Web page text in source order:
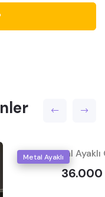
Metal Ayaklı
Voga Metal